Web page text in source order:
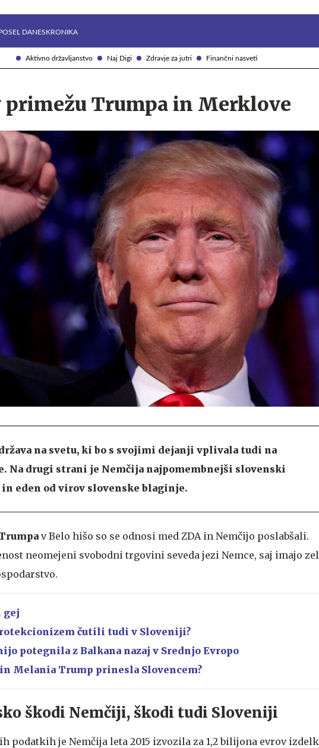
Aktivno državljanstvo Naj Digi Zdravje za jutri Finančni nasveti
DANESKRONIKA
primežu Trumpa in Merklove
na svetu, ki bo s svojimi dejanji vplivala tudi na
Na drugi strani je Nemčija najpomembnejši slovenski
eden od virov slovenske blaginje.
v Belo hišo so se odnosi med ZDA in Nemčijo poslabšali.
neomejeni svobodni trgovini seveda jezi Nemce, saj imajo
gej
čutili tudi v Sloveniji?
potegnila z Balkana nazaj v Srednjo Evropo
Melania Trump prinesla Slovencem?
škodi Nemčiji, škodi tudi Sloveniji
podatkih je Nemčija leta 2015 izvozila za 1,2 bilijona evrov